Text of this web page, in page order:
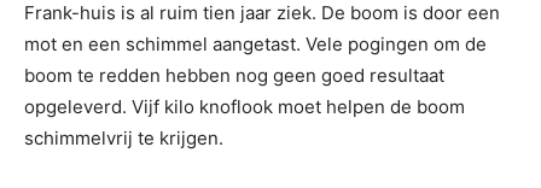
Frank-huis is al ruim tien jaar ziek. De boom is door een
mot en een schimmel aangetast. Vele pogingen om de
boom te redden hebben nog geen goed resultaat
opgeleverd. Vijf kilo knoflook moet helpen de boom
schimmelvrij te krijgen.